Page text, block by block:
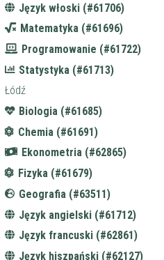
Język włoski (#61706)
Matematyka (#61696)
Programowanie (#61722)
Statystyka (#61713)
Łódź
Biologia (#61685)
Chemia (#61691)
Ekonometria (#62865)
Fizyka (#61679)
Geografia (#63511)
Język angielski (#61712)
Język francuski (#62861)
Język hiszpański (#62127)